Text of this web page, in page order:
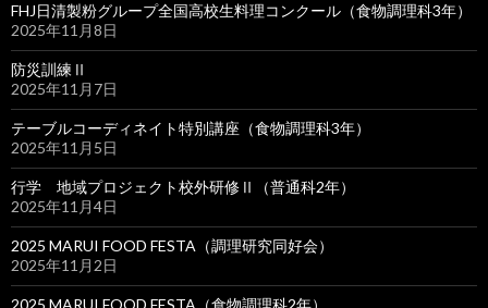
FHJ日清製粉グループ全国高校生料理コンクール（食物調理科3年）
2025年11月8日
防災訓練Ⅱ
2025年11月7日
テーブルコーディネイト特別講座（食物調理科3年）
2025年11月5日
行学 地域プロジェクト校外研修Ⅱ（普通科2年）
2025年11月4日
2025 MARUI FOOD FESTA（調理研究同好会）
2025年11月2日
2025 MARUI FOOD FESTA（食物調理科2年）